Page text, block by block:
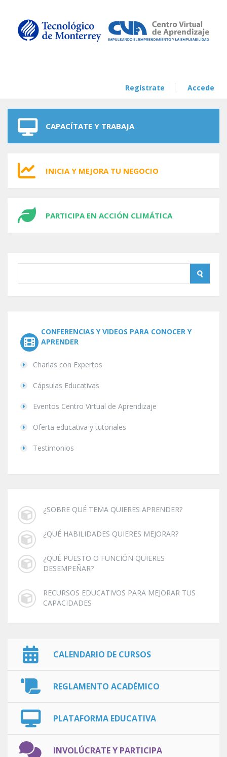
Regístrate Accede
CAPACÍTATE Y TRABAJA
INICIA Y MEJORA TU NEGOCIO
PARTICIPA EN ACCIÓN CLIMÁTICA
CONFERENCIAS Y VIDEOS PARA CONOCER Y
APRENDER
Charlas con Expertos
Cápsulas Educativas
Eventos Centro Virtual de Aprendizaje
Oferta educativa y tutoriales
Testimonios
¿SOBRE QUÉ TEMA QUIERES APRENDER?
¿QUÉ HABILIDADES QUIERES MEJORAR?
¿QUÉ PUESTO O FUNCIÓN QUIERES
DESEMPEÑAR?
RECURSOS EDUCATIVOS PARA MEJORAR TUS
CAPACIDADES
CALENDARIO DE CURSOS
REGLAMENTO ACADÉMICO
PLATAFORMA EDUCATIVA
INVOLÚCRATE Y PARTICIPA